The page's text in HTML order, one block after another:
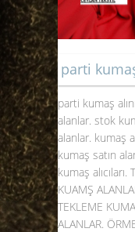
parti
parti kumaş
alanlar. stok
alanlar. kumaş
kumaş satın
kumaş alıcıları.
KUAMŞ
TEKLEME
ALANLAR.